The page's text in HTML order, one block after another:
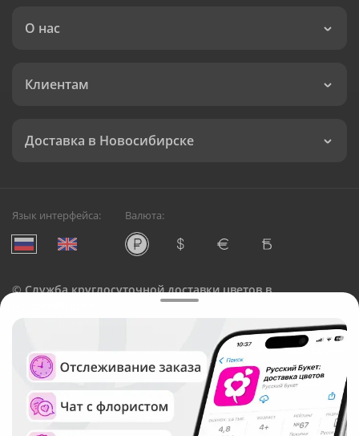
О нас
Клиентам
Доставка в Новосибирске
Язык интерфейса: Валюта:
©Служба круглосуточной доставки цветов в
Русский Букет, 2026
Общество с ограниченной ответственностью «Технология»
ОГРН: 1195476081745, ИНН: 5410081997
Юридический адрес: г. Новосибирск, ул. Ипподромская,
д.42, оф. 3